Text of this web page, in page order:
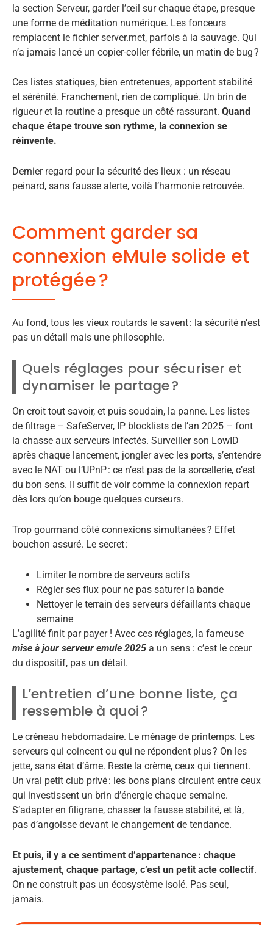
la section Serveur, garder l’œil sur chaque étape, presque
une forme de méditation numérique. Les fonceurs
remplacent le fichier server.met, parfois à la sauvage. Qui
n’a jamais lancé un copier-coller fébrile, un matin de bug ?
Ces listes statiques, bien entretenues, apportent stabilité
et sérénité. Franchement, rien de compliqué. Un brin de
rigueur et la routine a presque un côté rassurant. Quand
chaque étape trouve son rythme, la connexion se
réinvente.
Dernier regard pour la sécurité des lieux : un réseau
peinard, sans fausse alerte, voilà l’harmonie retrouvée.
Comment garder sa
connexion eMule solide et
protégée ?
Au fond, tous les vieux routards le savent : la sécurité n’est
pas un détail mais une philosophie.
Quels réglages pour sécuriser et
dynamiser le partage ?
On croit tout savoir, et puis soudain, la panne. Les listes
de filtrage – SafeServer, IP blocklists de l’an 2025 – font
la chasse aux serveurs infectés. Surveiller son LowID
après chaque lancement, jongler avec les ports, s’entendre
avec le NAT ou l’UPnP : ce n’est pas de la sorcellerie, c’est
du bon sens. Il suffit de voir comme la connexion repart
dès lors qu’on bouge quelques curseurs.
Trop gourmand côté connexions simultanées ? Effet
bouchon assuré. Le secret :
Limiter le nombre de serveurs actifs
Régler ses flux pour ne pas saturer la bande
Nettoyer le terrain des serveurs défaillants chaque
semaine
L’agilité finit par payer ! Avec ces réglages, la fameuse
mise à jour serveur emule 2025 a un sens : c’est le cœur
du dispositif, pas un détail.
L’entretien d’une bonne liste, ça
ressemble à quoi ?
Le créneau hebdomadaire. Le ménage de printemps. Les
serveurs qui coincent ou qui ne répondent plus ? On les
jette, sans état d’âme. Reste la crème, ceux qui tiennent.
Un vrai petit club privé : les bons plans circulent entre ceux
qui investissent un brin d’énergie chaque semaine.
S’adapter en filigrane, chasser la fausse stabilité, et là,
pas d’angoisse devant le changement de tendance.
Et puis, il y a ce sentiment d’appartenance : chaque
ajustement, chaque partage, c’est un petit acte collectif.
On ne construit pas un écosystème isolé. Pas seul,
jamais.